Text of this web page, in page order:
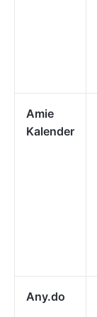
Amie
Kalender
Any.do